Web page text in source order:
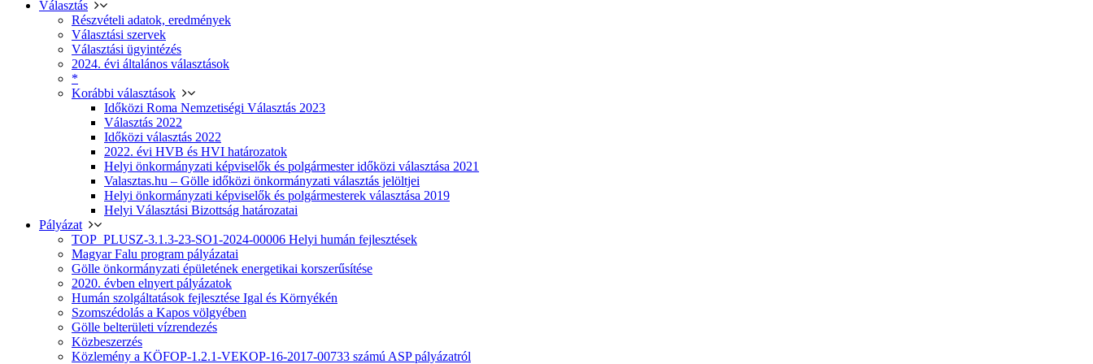
Választás
Részvételi adatok, eredmények
Választási szervek
Választási ügyintézés
2024. évi általános választások
*
Korábbi választások
Időközi Roma Nemzetiségi Választás 2023
Választás 2022
Időközi választás 2022
2022. évi HVB és HVI határozatok
Helyi önkormányzati képviselők és polgármester időközi választása 2021
Valasztas.hu – Gölle időközi önkormányzati választás jelöltjei
Helyi önkormányzati képviselők és polgármesterek választása 2019
Helyi Választási Bizottság határozatai
Pályázat
TOP_PLUSZ-3.1.3-23-SO1-2024-00006 Helyi humán fejlesztések
Magyar Falu program pályázatai
Gölle önkormányzati épületének energetikai korszerűsítése
2020. évben elnyert pályázatok
Humán szolgáltatások fejlesztése Igal és Környékén
Szomszédolás a Kapos völgyében
Gölle belterületi vízrendezés
Közbeszerzés
Közlemény a KÖFOP-1.2.1-VEKOP-16-2017-00733 számú ASP pályázatról